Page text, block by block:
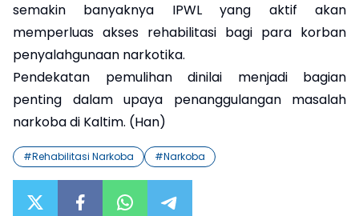
semakin banyaknya IPWL yang aktif akan
memperluas akses rehabilitasi bagi para korban
penyalahgunaan narkotika.
Pendekatan pemulihan dinilai menjadi bagian
penting dalam upaya penanggulangan masalah
narkoba di Kaltim. (Han)
#Rehabilitasi Narkoba #Narkoba